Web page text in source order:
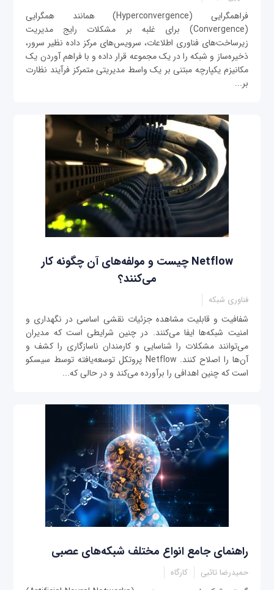
فراهمگرایی (Hyperconvergence) همانند همگرایی
(Convergence) برای غلبه بر مشکلات رایج مدیریت
زیرساخت‌های ‌فناوری‌ اطلاعات، سرویس‌های مرکز داده نظیر سرور،
ذخیره‌ساز و شبکه را در یک مجموعه قرار داده و با فراهم آوردن یک
مکانیزم یکپارچه مبتنی بر یک واسط مدیریتی متمرکز فرآیند نظارت
بر...
Netflow چیست و مولفه‌های آن چگونه کار
می‌کنند؟
فناوری شبکه
شفافيت و قابلیت مشاهده جزئیات نقشی اساسی در نگهداری و
امنیت شبکه‌ها ایفا می‌کنند. در چنین شرایطی است كه مدیران
می‌توانند مشکلات را شناسایی و کارمندان ناسازگاری را کشف و
آن‌ها را اصلاح کنند. Netflow پروتکل توسعه‌یافته توسط سیسکو
است که چنین اهدافی را برآورده می‌کند و در حالی که...
راهنمای جامع انواع مختلف شبکه‌های عصبی
حمیدرضا تائبی کارگاه